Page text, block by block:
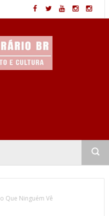
Que Ninguém Vê